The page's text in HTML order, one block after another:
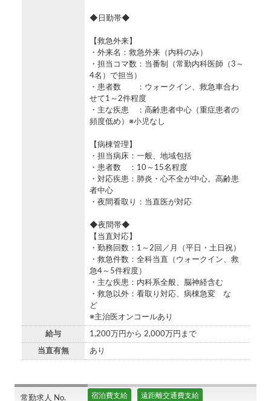
◆日勤帯◆
【救急外来】
・外来名：救急外来（内科のみ）
・担当コマ数：当番制（常勤内科医師（3～
4名）で担当）
・患者数 ：ウォークイン、救急車合わ
せて1～2件程度
・主な疾患 ：高齢患者中心（重症患者の
頻度低め）※小児なし
【病棟管理】
・担当病床：一般、地域包括
・患者数 ：10～15名程度
・対応疾患：肺炎・心不全が中心。高齢患
者中心
・夜間看取り：当直医が対応
◆夜間帯◆
【当直対応】
・勤務回数：1～2回／月（平日・土日祝）
・救急件数：全科当直（ウォークイン、救
急4～5件程度）
・主な疾患：内科系全般、脳神経含む
・救急以外：看取り対応、病棟急変 な
ど
※主治医オンコールあり
給与 1,200万円から 2,000万円まで
当直有無 あり
常勤求人 No. 宿泊費支給 遠距離交通費支給